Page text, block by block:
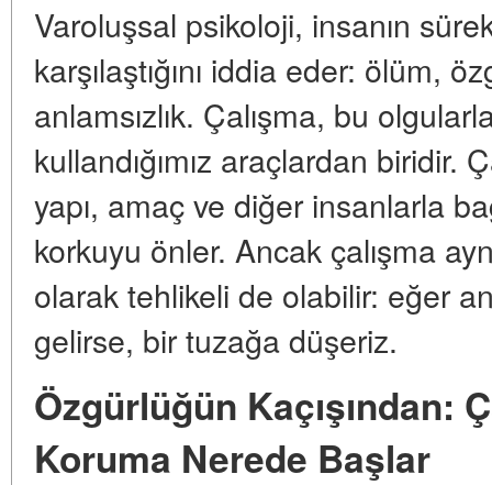
Varoluşsal psikoloji, insanın
karşılaştığını iddia eder: ölüm,
anlamsızlık. Çalışma, bu
kullandığımız araçlardan biridir.
yapı, amaç ve diğer insanlarla
korkuyu önler. Ancak çalışma
olarak tehlikeli de olabilir: eğer
gelirse, bir tuzağa düşeriz.
Özgürlüğün Kaçışından:
Koruma Nerede Başlar